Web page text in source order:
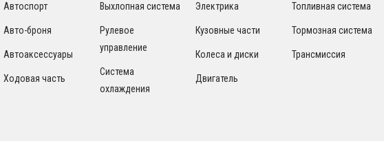
Автоспорт
Авто-броня
Автоаксессуары
Ходовая часть
Выхлопная система
Рулевое
управление
Система
охлаждения
Электрика
Кузовные части
Колеса и диски
Двигатель
Топливная система
Тормозная система
Трансмиссия